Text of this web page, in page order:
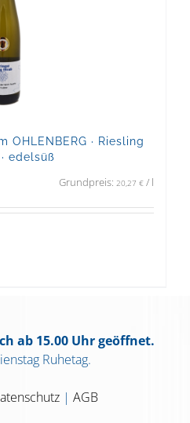
OHLENBERG · Riesling
edelsüß
Grundpreis: 20,27 €/ l
ab 15.00 Uhr geöffnet.
Ruhetag.
| AGB